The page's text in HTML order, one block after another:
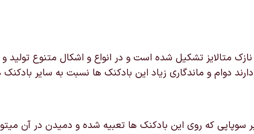
متالایز تشکیل شده است و در انواع و اشکال متنوع تولید
دوام و ماندگاری زیاد این بادکنک ها نسبت به سایر
سوپاپی که روی این بادکنک ها تعبیه شده و دمیدن در آن